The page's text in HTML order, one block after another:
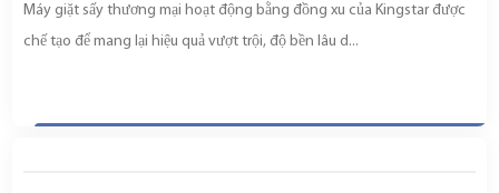
Máy giặt sấy thương mại hoạt động bằng đồng xu của Kingstar được
chế tạo để mang lại hiệu quả vượt trội, độ bền lâu d...